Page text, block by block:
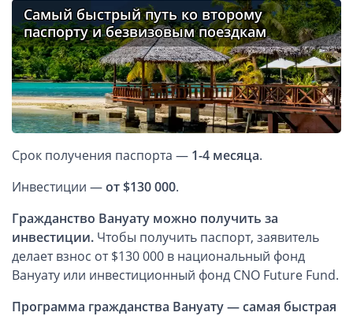
Kомпания в Канаде с лицензией MSB
Казахстан (компания и счёт)
Открытие счета в банках Казахстана
Платежная система Гонконга
Платежная система Великобритании
Платежная система Маврикия
Платежная система Казахстана
ОАЭ, Дубай (компания и счёт)
Оффшоры в Панаме
Оффшоры на Сейшелах
Турция (компания и счёт)
Счёт и карта в Турции для физлиц
Самый быстрый путь ко второму
паспорту и безвизовым поездкам
Срок получения паспорта — 1-4 месяца.
Инвестиции —от $130 000.
Гражданство Вануату можно получить за
инвестиции. Чтобы получить паспорт, заявитель
делает взнос от $130 000 в национальный фонд
Вануату или инвестиционный фонд CNO Future Fund.
Программа гражданства Вануату — самая быстрая